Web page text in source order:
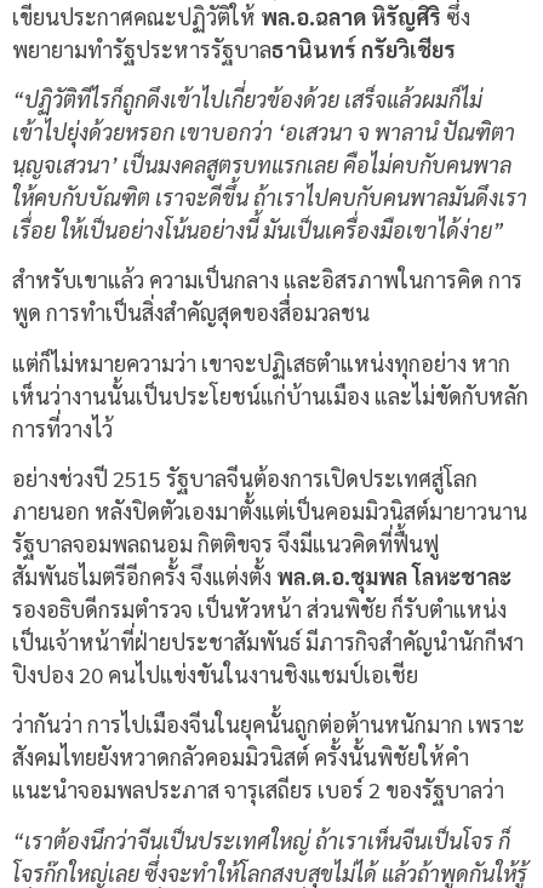
เขียนประกาศคณะปฏิวัติให้ พล.อ.ฉลาด หิรัญศิริ ซึ่ง
พยายามทำรัฐประหารรัฐบาลธานินทร์ กรัยวิเชียร
“ปฏิวัติทีไรก็ถูกดึงเข้าไปเกี่ยวข้องด้วย เสร็จแล้วผมก็ไม่
เข้าไปยุ่งด้วยหรอก เขาบอกว่า ‘อเสวนา จ พาลานํ ปัณฑิตา
นฺญจเสวนา’ เป็นมงคลสูตรบทแรกเลย คือไม่คบกับคนพาล
ให้คบกับบัณฑิต เราจะดีขึ้น ถ้าเราไปคบกับคนพาลมันดึงเรา
เรื่อย ให้เป็นอย่างโน้นอย่างนี้ มันเป็นเครื่องมือเขาได้ง่าย”
สำหรับเขาแล้ว ความเป็นกลาง และอิสรภาพในการคิด การ
พูด การทำเป็นสิ่งสำคัญสุดของสื่อมวลชน
แต่ก็ไม่หมายความว่า เขาจะปฏิเสธตำแหน่งทุกอย่าง หาก
เห็นว่างานนั้นเป็นประโยชน์แก่บ้านเมือง และไม่ขัดกับหลัก
การที่วางไว้
อย่างช่วงปี 2515 รัฐบาลจีนต้องการเปิดประเทศสู่โลก
ภายนอก หลังปิดตัวเองมาตั้งแต่เป็นคอมมิวนิสต์มายาวนาน
รัฐบาลจอมพลถนอม กิตติขจร จึงมีแนวคิดที่ฟื้นฟู
สัมพันธไมตรีอีกครั้ง จึงแต่งตั้ง พล.ต.อ.ชุมพล โลหะชาละ
รองอธิบดีกรมตำรวจ เป็นหัวหน้า ส่วนพิชัย ก็รับตำแหน่ง
เป็นเจ้าหน้าที่ฝ่ายประชาสัมพันธ์ มีภารกิจสำคัญนำนักกีฬา
ปิงปอง 20 คนไปแข่งขันในงานชิงแชมป์เอเชีย
ว่ากันว่า การไปเมืองจีนในยุคนั้นถูกต่อต้านหนักมาก เพราะ
สังคมไทยยังหวาดกลัวคอมมิวนิสต์ ครั้งนั้นพิชัยให้คำ
แนะนำจอมพลประภาส จารุเสถียร เบอร์ 2 ของรัฐบาลว่า
“เราต้องนึกว่าจีนเป็นประเทศใหญ่ ถ้าเราเห็นจีนเป็นโจร ก็
โจรก๊กใหญ่เลย ซึ่งจะทำให้โลกสงบสุขไม่ได้ แล้วถ้าพูดกันให้รู้